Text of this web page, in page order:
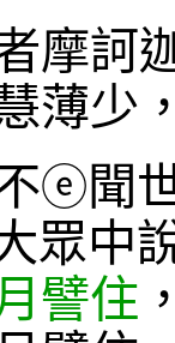
摩訶
薄少
ⓔ聞
眾中
譬住